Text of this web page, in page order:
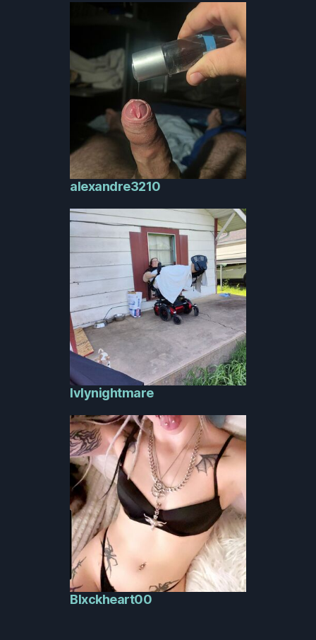
alexandre3210
lvlynightmare
Blxckheart00